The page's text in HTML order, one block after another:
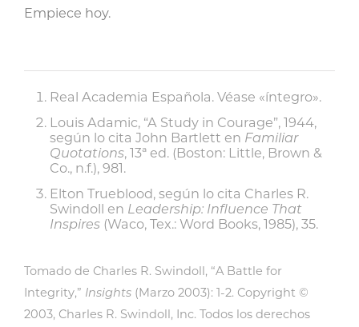
Empiece hoy.
Real Academia Española. Véase «íntegro».
Louis Adamic, “A Study in Courage”, 1944,
según lo cita John Bartlett en Familiar
Quotations, 13ª ed. (Boston: Little, Brown &
Co., n.f.), 981.
Elton Trueblood, según lo cita Charles R.
Swindoll en Leadership: Influence That
Inspires (Waco, Tex.: Word Books, 1985), 35.
Tomado de Charles R. Swindoll, “A Battle for
Integrity,” Insights (Marzo 2003): 1-2. Copyright ©
2003, Charles R. Swindoll, Inc. Todos los derechos